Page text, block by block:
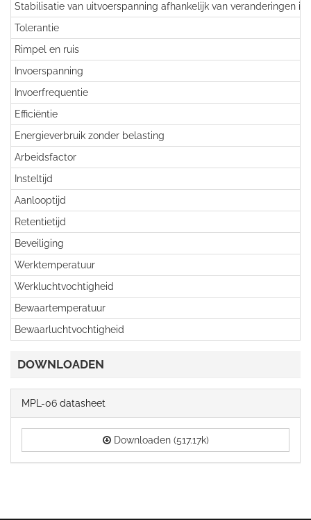
Stabilisatie van uitvoerspanning afhankelijk van veranderingen in
Tolerantie
Rimpel en ruis
Invoerspanning
Invoerfrequentie
Efficiëntie
Energieverbruik zonder belasting
Arbeidsfactor
Insteltijd
Aanlooptijd
Retentietijd
Beveiliging
Werktemperatuur
Werkluchtvochtigheid
Bewaartemperatuur
Bewaarluchtvochtigheid
DOWNLOADEN
MPL-06 datasheet
Downloaden (517.17k)